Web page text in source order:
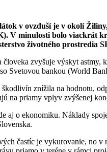
v ovzduší je v okolí
V minulosti bolo viackrát
životného
človeka zvyšuje výskyt
Svetovou bankou (World
znížila na hodnotu,
na priamy vplyv zvýšenej
aj o ekonomiku. Náklady
častíc je vykurovanie, no